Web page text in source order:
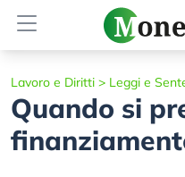
Lavoro e Diritti > Leggi e
Quando si